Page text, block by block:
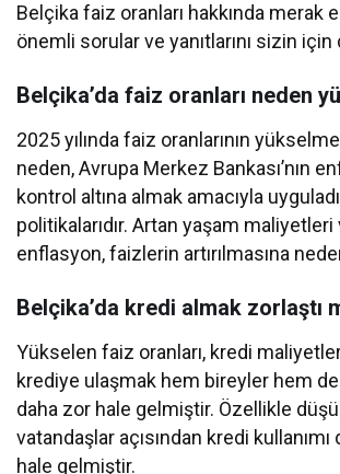
Belçika faiz oranları hakkında merak
önemli sorular ve yanıtlarını sizin için
Belçika’da faiz oranları neden
2025 yılında faiz oranlarının
neden, Avrupa Merkez Bankası’nın
kontrol altına almak amacıyla
politikalarıdır. Artan yaşam
enflasyon, faizlerin artırılmasına
Belçika’da kredi almak zorlaştı
Yükselen faiz oranları, kredi
krediye ulaşmak hem bireyler hem
daha zor hale gelmiştir. Özellikle
vatandaşlar açısından kredi
hale gelmiştir.